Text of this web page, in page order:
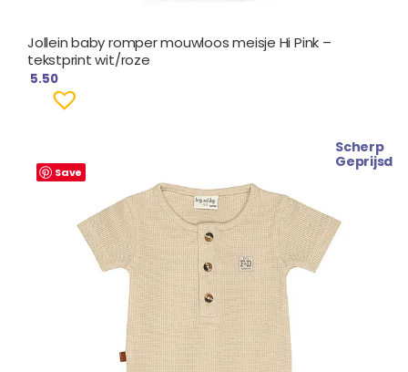
Jollein baby romper mouwloos meisje Hi Pink –
tekstprint wit/roze
5.50
Save
Scherp
Geprijsd
prijs
€ 18.99.€ 15.99.